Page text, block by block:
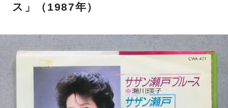
ス」（1987年）